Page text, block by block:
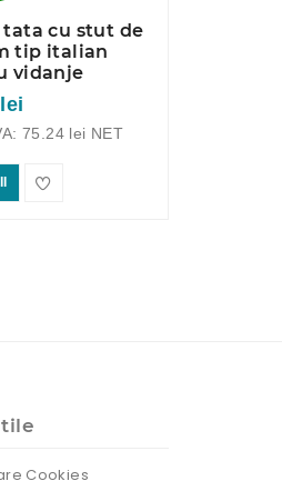
tata cu stut de
tip italian
vidanje
75.24 lei NET
Cookies